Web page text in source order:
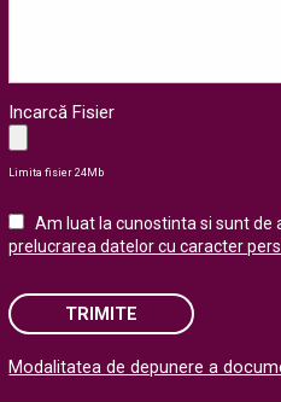
Incarcă Fisier
Limita fisier 24Mb
Am luat la cunostinta si sunt de
prelucrarea datelor cu caracter
TRIMITE
Please leave this field empty.
Modalitatea de depunere a